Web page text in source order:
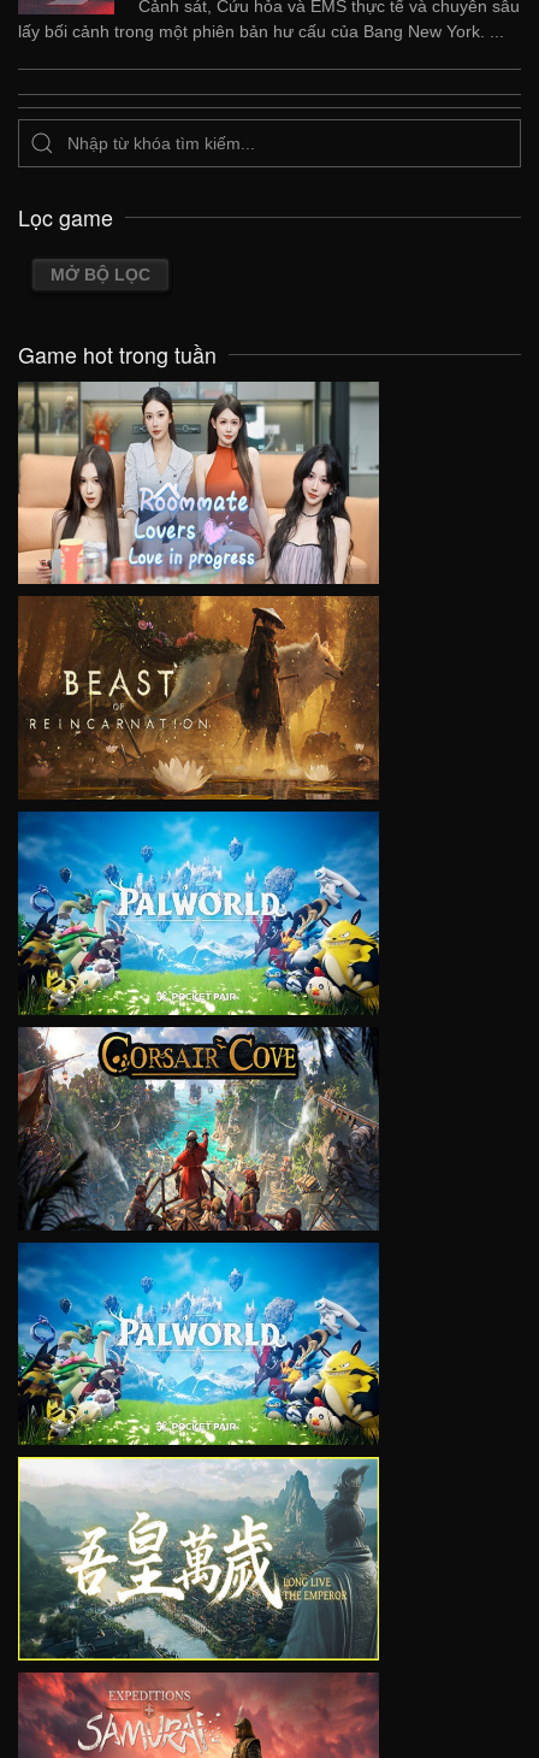
Cảnh sát, Cứu hỏa và EMS thực tế và chuyên sâu
lấy bối cảnh trong một phiên bản hư cấu của Bang New York. ...
Lọc game
MỞ BỘ LỌC
Game hot trong tuần
VIEW
VIEW
VIEW
VIEW
VIEW
VIEW